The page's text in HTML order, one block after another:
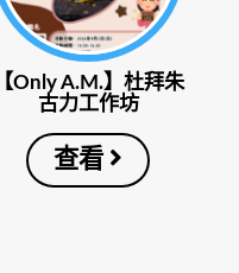
【Only A.M.】杜拜朱
古力工作坊
查看